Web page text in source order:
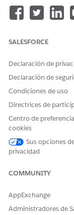
SALESFORCE
Declaración de
Declaración de
Condiciones de uso
Directrices de
Centro de
cookies
Sus opciones
privacidad
COMMUNITY
AppExchange
Administradores de